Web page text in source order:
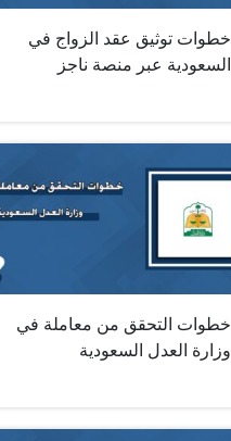
خطوات توثيق عقد الزواج في
السعودية عبر منصة ناجز
خطوات التحقق من معاملة في
وزارة العدل السعودية